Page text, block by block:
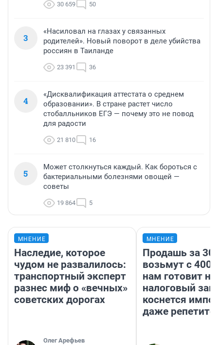
30 659 50
3
«Насиловал на глазах у связанных
родителей». Новый поворот в деле убийства
россиян в Таиланде
23 391 36
4
«Дисквалификация аттестата о среднем
образовании». В стране растет число
стобалльников ЕГЭ — почему это не повод
для радости
21 810 16
5
Может столкнуться каждый. Как бороться с
бактериальными болезнями овощей —
советы
19 864 5
МНЕНИЕ
Наследие, которое
чудом не развалилось:
транспортный эксперт
разнес миф о «вечных»
советских дорогах
Олег Арефьев
МНЕНИЕ
Продашь за
возьмут с
нам готовит
налоговый
коснется
даже